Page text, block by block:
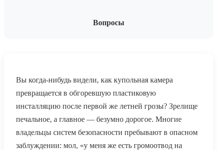
Вопросы
Вы когда-нибудь видели, как купольная камера
превращается в обгоревшую пластиковую
инсталляцию после первой же летней грозы? Зрелище
печальное, а главное — безумно дорогое. Многие
владельцы систем безопасности пребывают в опасном
заблуждении: мол, «у меня же есть громоотвод на